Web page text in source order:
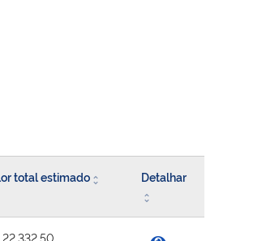
total estimado Detalhar
22.332,50